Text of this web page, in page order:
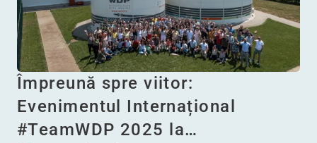
Împreună spre viitor:
Evenimentul Internațional
#TeamWDP 2025 la…